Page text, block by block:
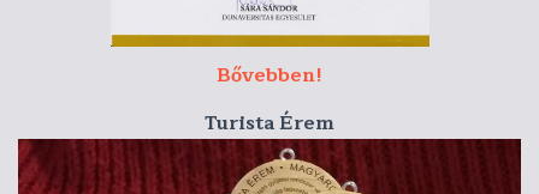
Bővebben!
Turista Érem